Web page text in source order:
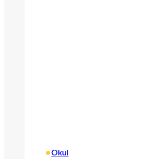
•Okul